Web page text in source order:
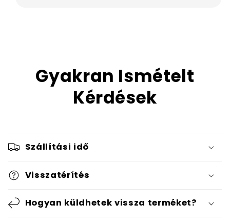
Gyakran Ismételt
Kérdések
Szállítási idő
Visszatérítés
Hogyan küldhetek vissza terméket?